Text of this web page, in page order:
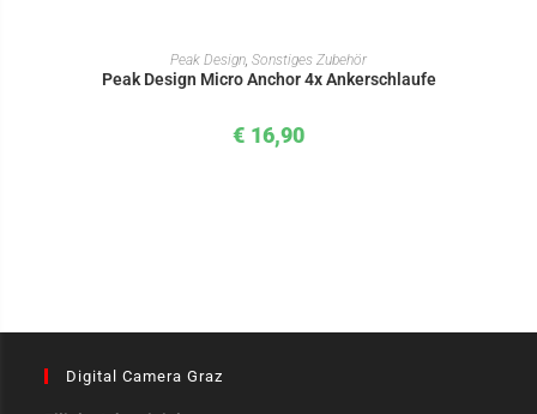
IN DEN WARENKORB
Peak Design, Sonstiges Zubehör
Peak Design Micro Anchor 4x Ankerschlaufe
€ 16,90
Digital Camera Graz